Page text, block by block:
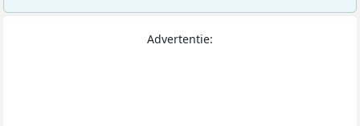
Advertentie: